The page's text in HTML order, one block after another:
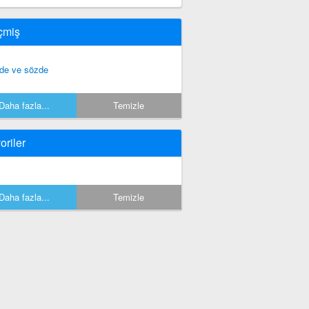
ve sözde
Daha fazla... Temizle
Daha fazla... Temizle